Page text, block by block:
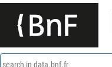
search in data.bnf.fr